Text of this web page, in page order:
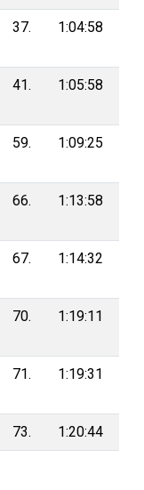
37. 1:04:58
41. 1:05:58
59. 1:09:25
66. 1:13:58
67. 1:14:32
70. 1:19:11
71. 1:19:31
73. 1:20:44